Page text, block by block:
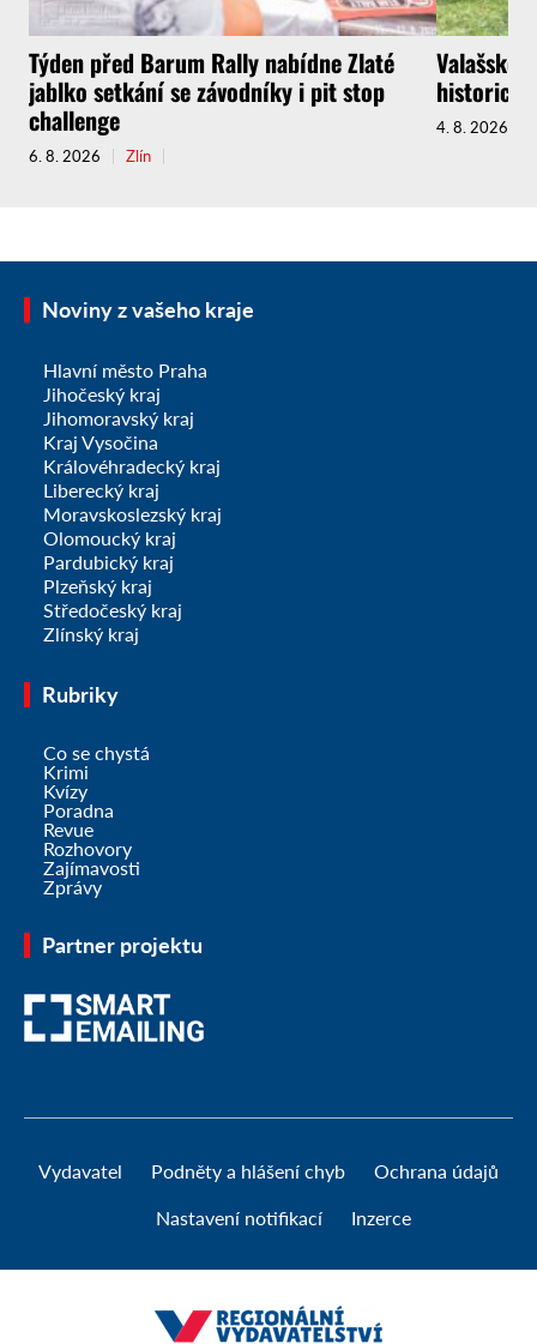
Týden před Barum Rally nabídne Zlaté
jablko setkání se závodníky i pit stop
challenge
6. 8. 2026 Zlín
Valašské
4. 8. 2026
Noviny z vašeho kraje
Hlavní město Praha
Jihočeský kraj
Jihomoravský kraj
Kraj Vysočina
Královéhradecký kraj
Liberecký kraj
Moravskoslezský kraj
Olomoucký kraj
Pardubický kraj
Plzeňský kraj
Středočeský kraj
Zlínský kraj
Rubriky
Co se chystá
Krimi
Kvízy
Poradna
Revue
Rozhovory
Zajímavosti
Zprávy
Partner projektu
Vydavatel Podněty a hlášení chyb Ochrana údajů
Nastavení notifikací Inzerce